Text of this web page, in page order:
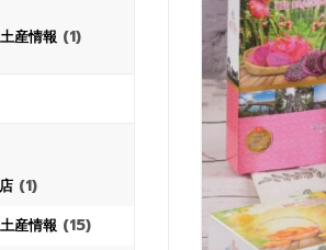
産情報 (1)
(1)
産情報 (15)